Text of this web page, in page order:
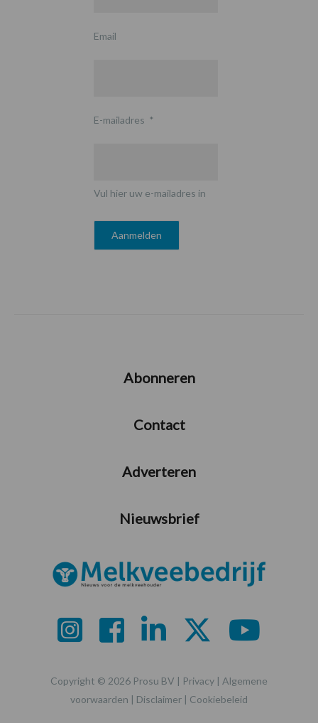
Email
E-mailadres *
Vul hier uw e-mailadres in
Abonneren
Contact
Adverteren
Nieuwsbrief
Copyright © 2026 Prosu BV | Privacy | Algemene
voorwaarden | Disclaimer | Cookiebeleid